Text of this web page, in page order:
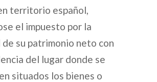
territorio español,
el impuesto por la
su patrimonio neto con
del lugar donde se
situados los bienes o